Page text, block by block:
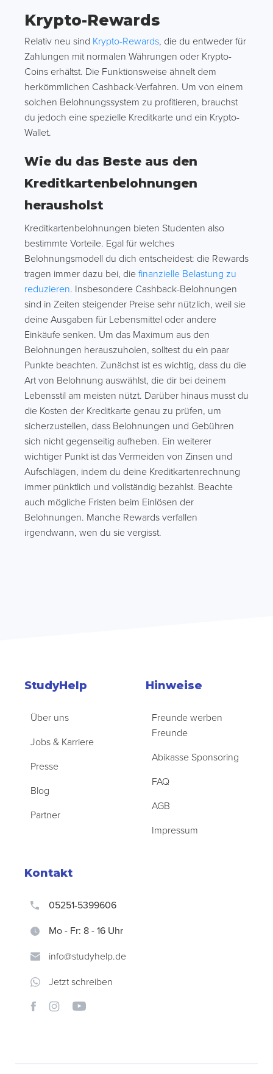
Krypto-Rewards
Relativ neu sind Krypto-Rewards, die du entweder für
Zahlungen mit normalen Währungen oder Krypto-
Coins erhältst. Die Funktionsweise ähnelt dem
herkömmlichen Cashback-Verfahren. Um von einem
solchen Belohnungssystem zu profitieren, brauchst
du jedoch eine spezielle Kreditkarte und ein Krypto-
Wallet.
Wie du das Beste aus den
Kreditkartenbelohnungen
herausholst
Kreditkartenbelohnungen bieten Studenten also
bestimmte Vorteile. Egal für welches
Belohnungsmodell du dich entscheidest: die Rewards
tragen immer dazu bei, die finanzielle Belastung zu
reduzieren. Insbesondere Cashback-Belohnungen
sind in Zeiten steigender Preise sehr nützlich, weil sie
deine Ausgaben für Lebensmittel oder andere
Einkäufe senken. Um das Maximum aus den
Belohnungen herauszuholen, solltest du ein paar
Punkte beachten. Zunächst ist es wichtig, dass du die
Art von Belohnung auswählst, die dir bei deinem
Lebensstil am meisten nützt. Darüber hinaus musst du
die Kosten der Kreditkarte genau zu prüfen, um
sicherzustellen, dass Belohnungen und Gebühren
sich nicht gegenseitig aufheben. Ein weiterer
wichtiger Punkt ist das Vermeiden von Zinsen und
Aufschlägen, indem du deine Kreditkartenrechnung
immer pünktlich und vollständig bezahlst. Beachte
auch mögliche Fristen beim Einlösen der
Belohnungen. Manche Rewards verfallen
irgendwann, wen du sie vergisst.
StudyHelp
Über uns
Jobs & Karriere
Presse
Blog
Partner
Hinweise
Freunde werben
Freunde
Abikasse Sponsoring
FAQ
AGB
Impressum
Kontakt
05251-5399606
Mo - Fr: 8 - 16 Uhr
info@studyhelp.de
Jetzt schreiben